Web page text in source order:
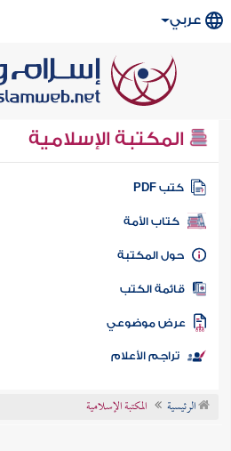
عربي
المكتبة الإسلامية
كتب PDF
كتاب الأمة
المكتبة
الكتب
موضوعي
تراجم الأعلام
الرئيسية المكتبة الإسلامية